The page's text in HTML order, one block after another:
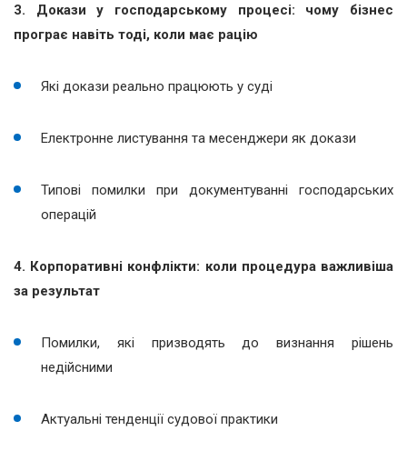
3. Докази у господарському процесі: чому бізнес
програє навіть тоді, коли має рацію
Які докази реально працюють у суді
Електронне листування та месенджери як докази
Типові помилки при документуванні господарських
операцій
4. Корпоративні конфлікти: коли процедура важливіша
за результат
Помилки, які призводять до визнання рішень
недійсними
Актуальні тенденції судової практики